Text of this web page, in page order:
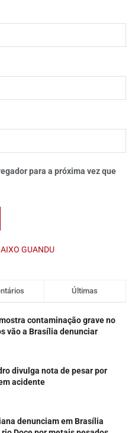
para a próxima vez que
Últimas
contaminação grave no
vão a Brasília denunciar
divulga nota de pesar por
acidente
denunciam em Brasília